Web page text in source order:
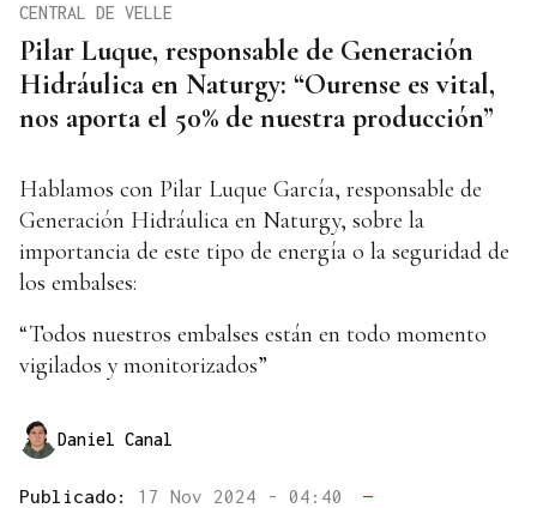
Pilar Luque, responsable de Generación
Hidráulica en Naturgy: “Ourense es vital,
nos aporta el 50% de nuestra producción”
CENTRAL DE VELLE
Hablamos con Pilar Luque García, responsable de
Generación Hidráulica en Naturgy, sobre la
importancia de este tipo de energía o la seguridad de
los embalses:
“Todos nuestros embalses están en todo momento
vigilados y monitorizados”
Daniel Canal
Publicado: 17 Nov 2024 - 04:40
—